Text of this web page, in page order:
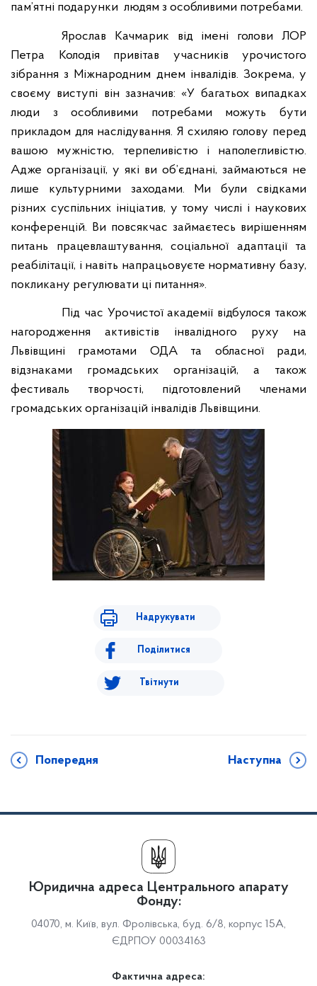
пам’ятні подарунки людям з особливими потребами.
Ярослав Качмарик від імені голови ЛОР
Петра Колодія привітав учасників урочистого
зібрання з Міжнародним днем інвалідів. Зокрема, у
своєму виступі він зазначив: «У багатьох випадках
люди з особливими потребами можуть бути
прикладом для наслідування. Я схиляю голову перед
вашою мужністю, терпеливістю і наполегливістю.
Адже організації, у які ви об’єднані, займаються не
лише культурними заходами. Ми були свідками
різних суспільних ініціатив, у тому числі і наукових
конференцій. Ви повсякчас займаєтесь вирішенням
питань працевлаштування, соціальної адаптації та
реабілітації, і навіть напрацьовуєте нормативну базу,
покликану регулювати ці питання».
Під час Урочистої академії відбулося також
нагородження активістів інвалідного руху на
Львівщині грамотами ОДА та обласної ради,
відзнаками громадських організацій, а також
фестиваль творчості, підготовлений членами
громадських організацій інвалідів Львівщини.
Надрукувати
Поділитися
Твітнути
Попередня Наступна
Юридична адреса Центрального апарату
Фонду:
04070, м. Київ, вул. Фролівська, буд. 6/8, корпус 15А,
ЄДРПОУ 00034163
Фактична адреса: